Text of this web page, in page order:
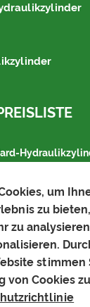
um
zu
zu
stimmen
von Cookies
Sie uns bitte
24 Stunden